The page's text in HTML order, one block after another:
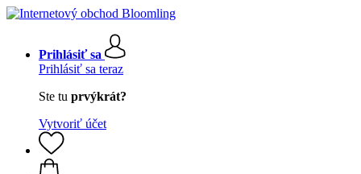
Prihlásiť sa
Prihlásiť sa teraz
Ste tu prvýkrát?
Vytvoriť účet